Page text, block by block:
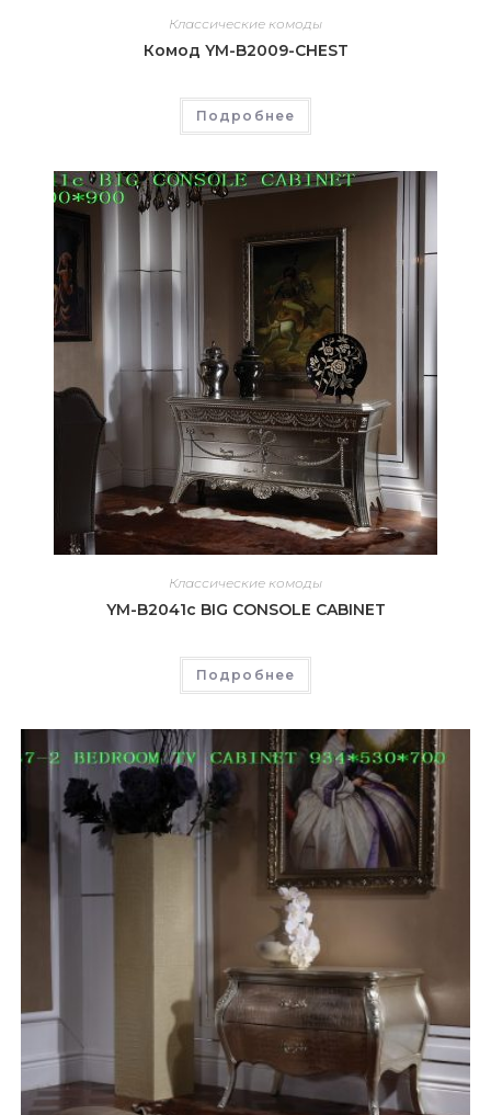
Классические комоды
Комод YM-B2009-CHEST
Подробнее
Классические комоды
YM-B2041c BIG CONSOLE CABINET
Подробнее